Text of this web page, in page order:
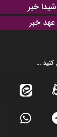
شیدا خبر
عهد خبر
کنید ...